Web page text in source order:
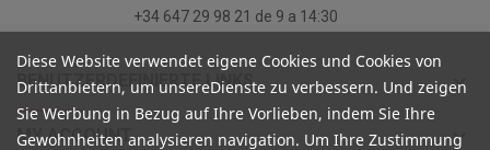
+34 647 29 98 21 de 9 a 14:30
BENUTZERDEFINIERTE LINKS keyboard_arrow_down
MY ACCOUNT keyboard_arrow_down
Diese Website verwendet eigene Cookies und Cookies von
Drittanbietern, um unsereDienste zu verbessern. Und zeigen
Sie Werbung in Bezug auf Ihre Vorlieben, indem Sie Ihre
Gewohnheiten analysieren navigation. Um Ihre Zustimmung